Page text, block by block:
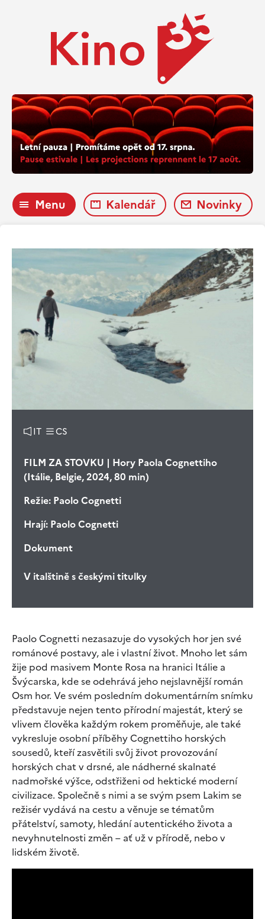
Menu Kalendář Novinky
IT CS
FILM ZA STOVKU | Hory Paola Cognettiho
(Itálie, Belgie, 2024, 80 min)
Režie: Paolo Cognetti
Hrají: Paolo Cognetti
Dokument
V italštině s českými titulky
Paolo Cognetti nezasazuje do vysokých hor jen své
románové postavy, ale i vlastní život. Mnoho let sám
žije pod masivem Monte Rosa na hranici Itálie a
Švýcarska, kde se odehrává jeho nejslavnější román
Osm hor. Ve svém posledním dokumentárním snímku
představuje nejen tento přírodní majestát, který se
vlivem člověka každým rokem proměňuje, ale také
vykresluje osobní příběhy Cognettiho horských
sousedů, kteří zasvětili svůj život provozování
horských chat v drsné, ale nádherné skalnaté
nadmořské výšce, odstřiženi od hektické moderní
civilizace. Společně s nimi a se svým psem Lakim se
režisér vydává na cestu a věnuje se tématům
přátelství, samoty, hledání autentického života a
nevyhnutelnosti změn – ať už v přírodě, nebo v
lidském životě.